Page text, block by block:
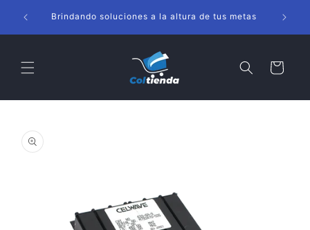
directamenteBrindando soluciones a la altura de tus metas
Carrito
a la
información